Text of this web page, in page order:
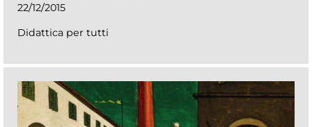
22/12/2015
Didattica per tutti